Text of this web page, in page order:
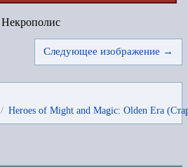
Некрополис
Следующее изображение →
/ Heroes of Might and Magic: Olden Era